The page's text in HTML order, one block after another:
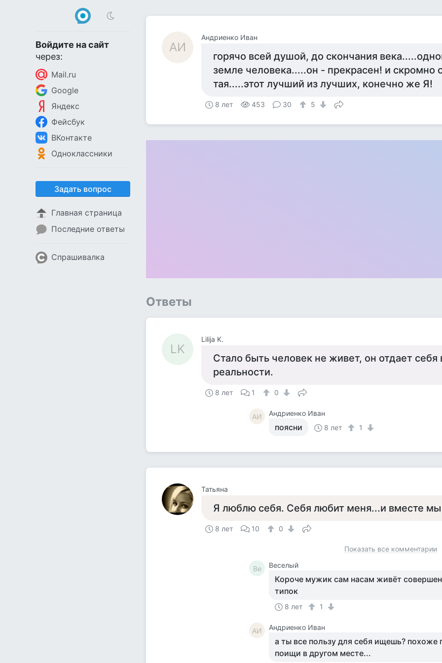
Войдите на сайт
через:
Mail.ru
Google
Яндекс
Фейсбук
ВКонтакте
Одноклассники
Задать вопрос
Главная страница
Последние ответы
Спрашивалка
АИ
Андриенко Иван
горячо всей душой, до скончания
земле человека.....он - прекрасен! и скромно
тая.....этот лучший из лучших, конечно же Я!
8 лет 453 30 5
Ответы
LK
Lilija K.
Стало быть человек не живет, он отдает себя
реальности.
8 лет 1 0
АИ Андриенко Иван
поясни 8 лет 1
Татьяна
Я люблю себя. Себя любит меня...и вместе мы
8 лет 10 0
Показать все комментарии
Ве Веселый
Короче мужик сам насам живёт
типок
8 лет 1
АИ Андриенко Иван
а ты все пользу для себя ищешь? похоже
поищи в другом месте...